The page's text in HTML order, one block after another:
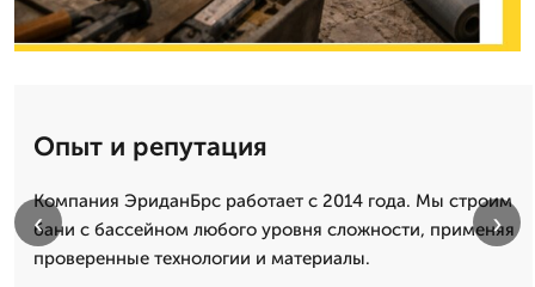
Опыт и репутация
Компания ЭриданБрс работает с 2014 года. Мы строим
бани с бассейном любого уровня сложности, применяя
проверенные технологии и материалы.
‹ ›